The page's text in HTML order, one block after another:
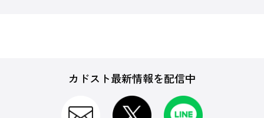
カドスト最新情報を配信中